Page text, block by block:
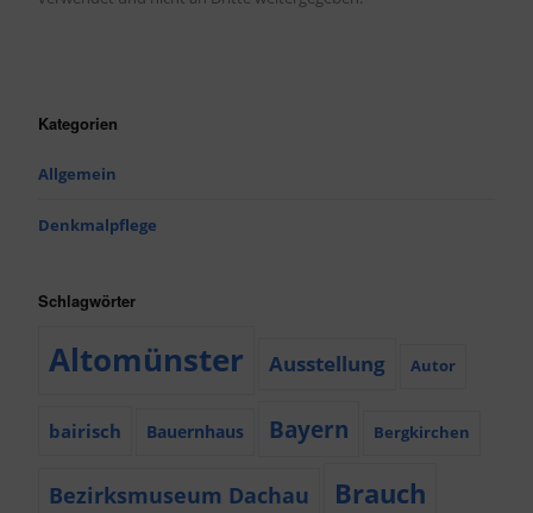
Kategorien
Allgemein
Denkmalpflege
Schlagwörter
Altomünster Ausstellung Autor
bairisch Bauernhaus Bayern Bergkirchen
Bezirksmuseum Dachau Brauch